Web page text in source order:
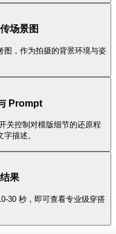
场景图
图，作为拍摄的背景环境与姿
Prompt
关控制对模版细节的还原程
描述。
果
30 秒，即可查看专业级穿搭